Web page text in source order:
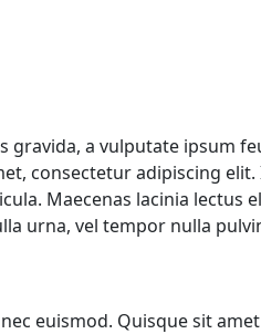
gravida, a vulputate ipsum
consectetur adipiscing
Maecenas lacinia lectus
urna, vel tempor nulla
euismod. Quisque sit